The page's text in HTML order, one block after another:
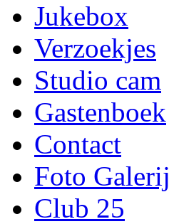
Jukebox
Verzoekjes
Studio cam
Gastenboek
Contact
Foto Galerij
Club 25